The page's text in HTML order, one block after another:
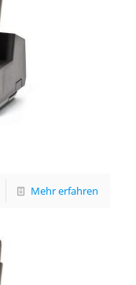
Mehr erfahren